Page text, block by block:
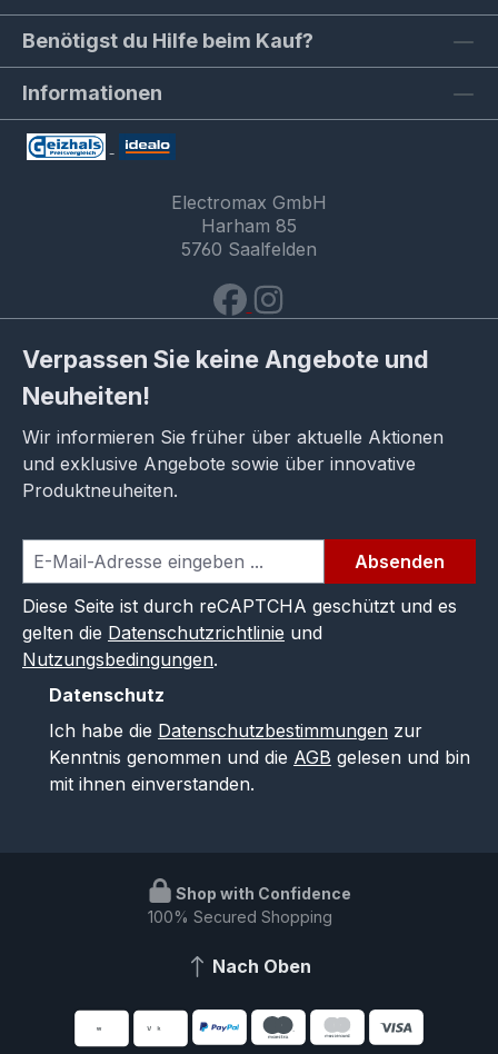
Benötigst du Hilfe beim Kauf?
Informationen
Electromax GmbH
Harham 85
5760 Saalfelden
Verpassen Sie keine Angebote und
Neuheiten!
Wir informieren Sie früher über aktuelle Aktionen
und exklusive Angebote sowie über innovative
Produktneuheiten.
Absenden
Diese Seite ist durch reCAPTCHA geschützt und es
gelten die Datenschutzrichtlinie und
Nutzungsbedingungen.
Datenschutz
Ich habe die Datenschutzbestimmungen zur
Kenntnis genommen und die AGB gelesen und bin
mit ihnen einverstanden.
Shop with Confidence
100% Secured Shopping
Nach Oben